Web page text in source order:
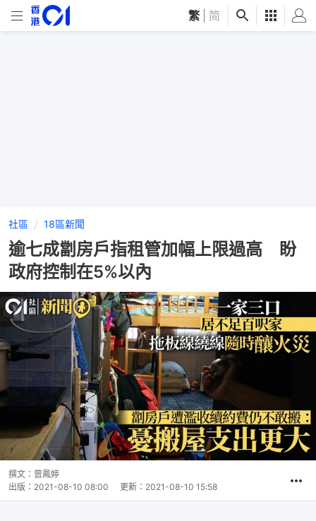
繁 简
社區 18區新聞
逾七成劏房戶指租管加幅上限過高 盼
政府控制在5%以內
撰文： 曾鳳婷
出版： 2021-08-10 08:00 更新： 2021-08-10 15:58